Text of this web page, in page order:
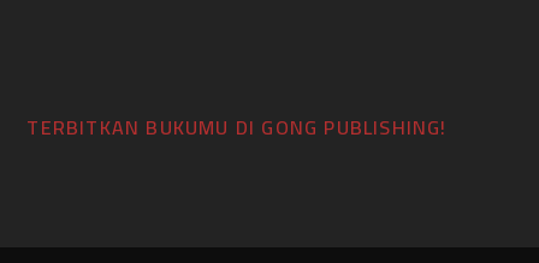
TERBITKAN BUKUMU DI GONG PUBLISHING!